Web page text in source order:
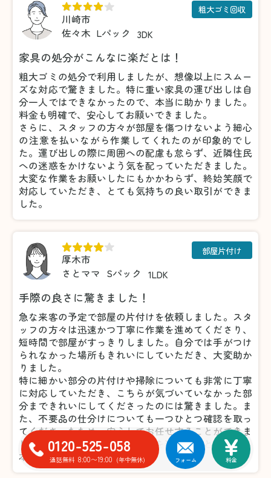
川崎市
佐々木 Lパック 3DK
粗大ゴミ回収
家具の処分がこんなに楽だとは！
粗大ゴミの処分で利用しましたが、想像以上にスムー
ズな対応で驚きました。特に重い家具の運び出しは自
分一人ではできなかったので、本当に助かりました。
料金も明確で、安心してお願いできました。
さらに、スタッフの方々が部屋を傷つけないよう細心
の注意を払いながら作業してくれたのが印象的でし
た。運び出しの際に周囲への配慮も怠らず、近隣住民
への迷惑をかけないよう気を配っていただきました。
大変な作業をお願いしたにもかかわらず、終始笑顔で
対応していただき、とても気持ちの良い取引ができま
した。
厚木市
さとママ Sパック 1LDK
部屋片付け
手際の良さに驚きました！
急な来客の予定で部屋の片付けを依頼しました。スタ
ッフの方々は迅速かつ丁寧に作業を進めてくださり、
短時間で部屋がすっきりしました。自分では手がつけ
られなかった場所もきれいにしていただき、大変助か
りました。
特に細かい部分の片付けや掃除についても非常に丁寧
に対応していただき、こちらが気づいていなかった部
分まできれいにしてくださったのには驚きました。ま
た、不要品の仕分けについても一つひとつ確認を取っ
てくださったため、安心してお任せすることができま
した。おかげで気持ちよく来客を迎えることができ、
本当に感謝しています。
0120-525-058
通話無料 8:00〜19:00 (年中無休) フォーム 料金